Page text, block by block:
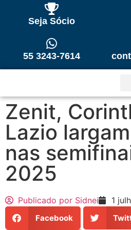
Seja Sócio
55 3243-7614
Zenit,
Lazio
nas
2025
Publicado por Sidnei 1
Facebook